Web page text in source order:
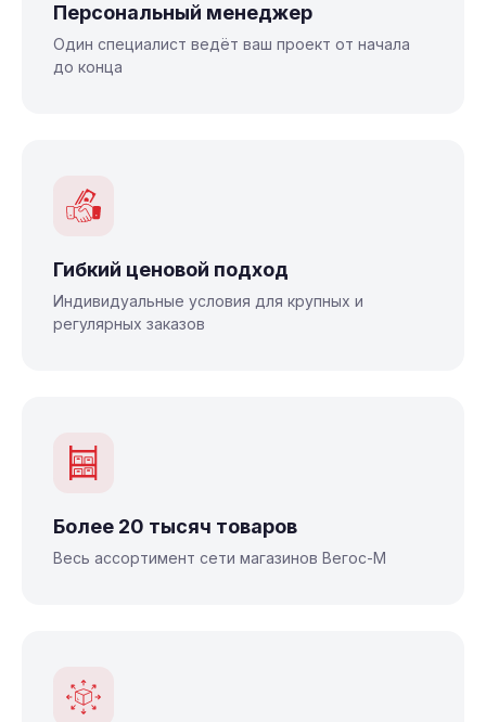
Персональный менеджер
Один специалист ведёт ваш проект от начала
до конца
Гибкий ценовой подход
Индивидуальные условия для крупных и
регулярных заказов
Более 20 тысяч товаров
Весь ассортимент сети магазинов Вегос-М